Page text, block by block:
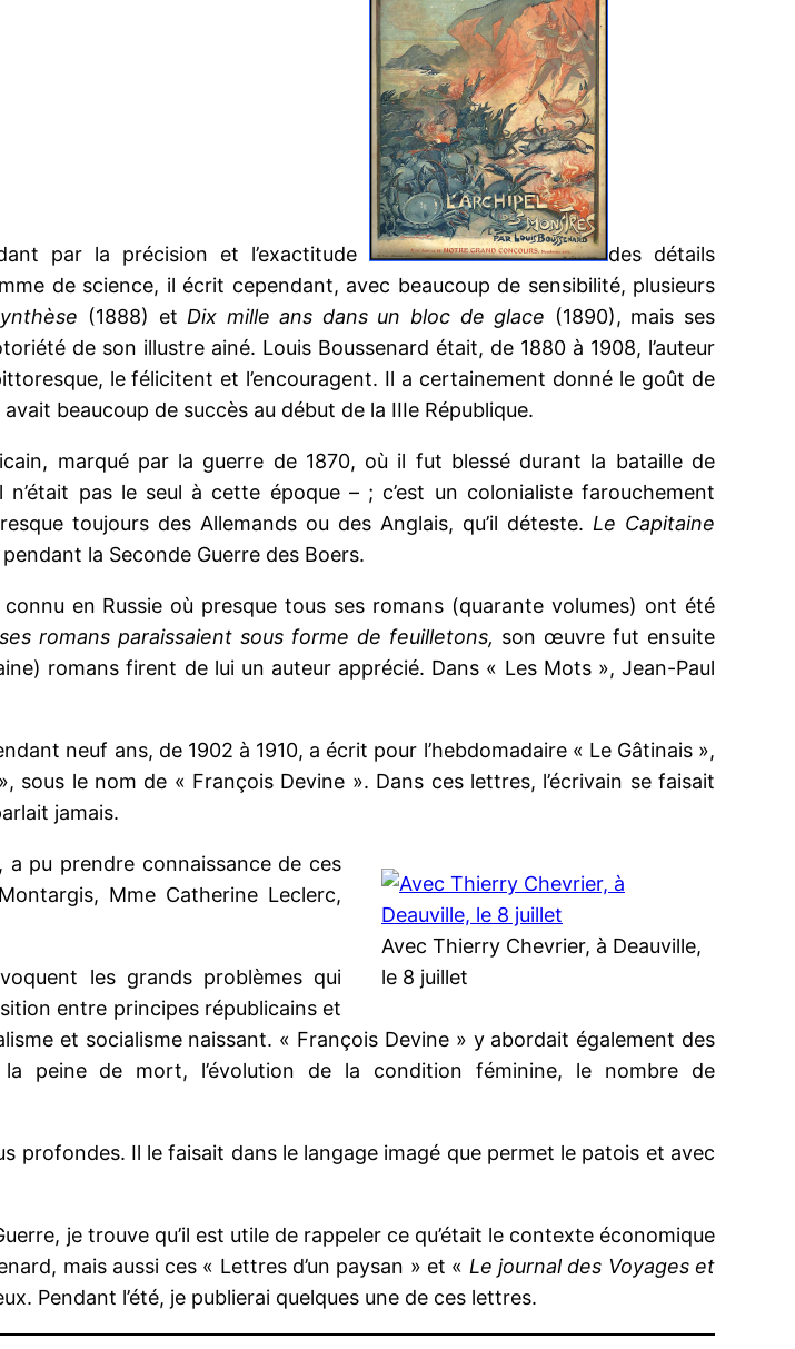
par la précision et l’exactitude
des détails
de science, il écrit cependant, avec beaucoup de sensibilité, plusieurs
(1888) et Dix mille ans dans un bloc de glace (1890), mais ses
de son illustre ainé. Louis Boussenard était, de 1880 à 1908, l’auteur
le félicitent et l’encouragent. Il a certainement donné le goût de
beaucoup de succès au début de la IIIe République.
marqué par la guerre de 1870, où il fut blessé durant la bataille de
pas le seul à cette époque – ; c’est un colonialiste farouchement
toujours des Allemands ou des Anglais, qu’il déteste. Le Capitaine
la Seconde Guerre des Boers.
en Russie où presque tous ses romans (quarante volumes) ont été
romans paraissaient sous forme de feuilletons, son œuvre fut ensuite
romans firent de lui un auteur apprécié. Dans « Les Mots », Jean-Paul
neuf ans, de 1902 à 1910, a écrit pour l’hebdomadaire « Le Gâtinais »,
le nom de « François Devine ». Dans ces lettres, l’écrivain se faisait
jamais.
Avec Thierry Chevrier, à Deauville,
le 8 juillet
pu prendre connaissance de ces
Mme Catherine Leclerc,
les grands problèmes qui
entre principes républicains et
et socialisme naissant. « François Devine » y abordait également des
peine de mort, l’évolution de la condition féminine, le nombre de
profondes. Il le faisait dans le langage imagé que permet le patois et avec
je trouve qu’il est utile de rappeler ce qu’était le contexte économique
mais aussi ces « Lettres d’un paysan » et « Le journal des Voyages et
Pendant l’été, je publierai quelques une de ces lettres.